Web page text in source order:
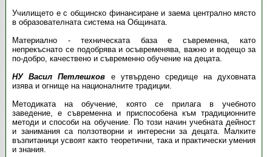
Училището е с общинско финансиране и заема централно място
в образователната система на Общината.
Материално - техническата база е съвременна, като
непрекъснато се подобрява и осъвременява, важно и водещо за
по-добро, качествено и съвременно обучение на децата.
НУ Васил Петлешков е утвърдено средище на духовната
изява и огнище на националните традиции.
Методиката на обучение, която се прилага в учебното
заведение, е съвременна и приспособена към традиционните
методи и способи на обучение. По този начин учебната дейност
и занимания са ползотворни и интересни за децата. Малките
възпитаници усвоят както теоретични, така и практически умения
и знания.